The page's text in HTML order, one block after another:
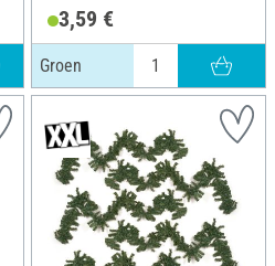
3,59 €
Groen